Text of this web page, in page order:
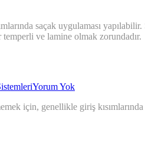
saçak uygulaması
temperli ve lamine olmak zorundadır.
Yorum Yok
için, genellikle giriş